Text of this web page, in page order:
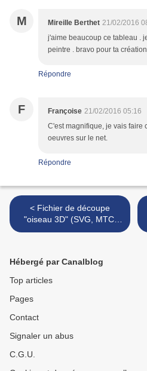
M Mireille Berthet 21/02/2016
j'aime beaucoup ce tableau .
peintre . bravo pour ta
Répondre
F Françoise 21/02/2016 05:16
C'est magnifique, je vais faire
oeuvres sur le net.
Répondre
< Fichier de découpe
"oiseau 3D" (SVG, MTC,
FCM, Studio)
Hébergé par Canalblog
Top articles
Pages
Contact
Signaler un abus
C.G.U.